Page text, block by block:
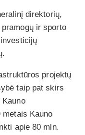
direktorių,
ir sporto
projektų
taip pat skirs
Kauno
apie 80 mln.